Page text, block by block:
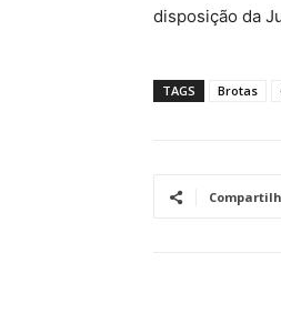
disposição da
TAGS Brotas